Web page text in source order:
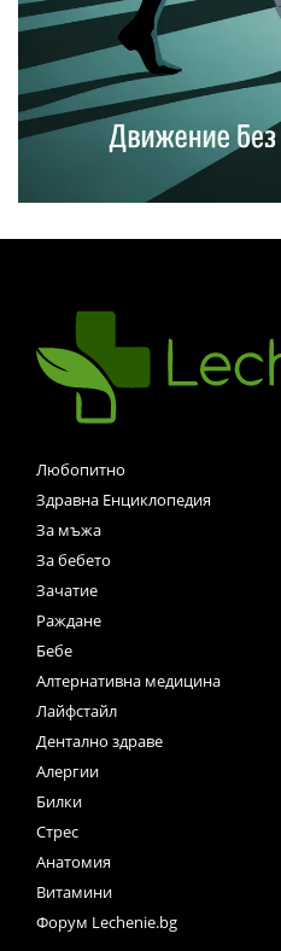
Любопитно
Здравна Енциклопедия
За мъжа
За бебето
Зачатие
Раждане
Бебе
Алтернативна медицина
Лайфстайл
Дентално здраве
Алергии
Билки
Стрес
Анатомия
Витамини
Форум Lechenie.bg